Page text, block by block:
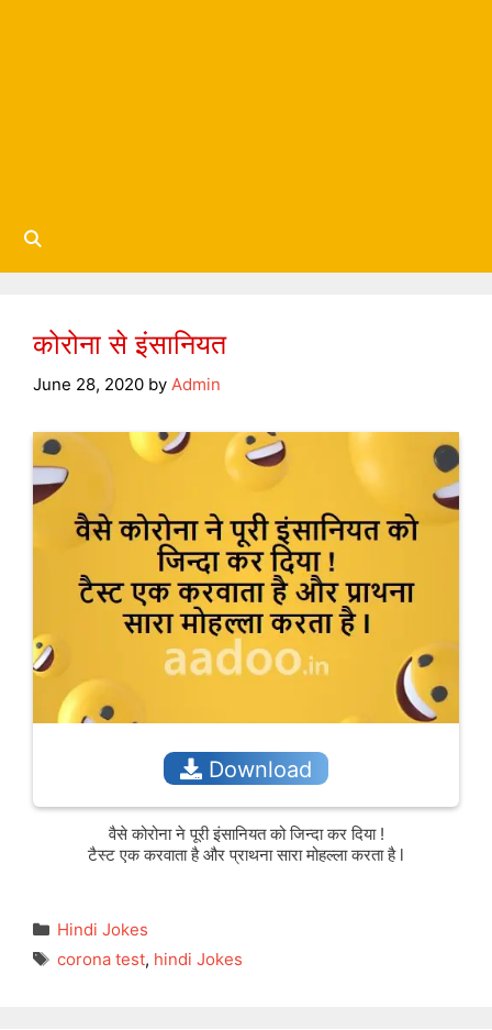
कोरोना से इंसानियत
June 28, 2020 by Admin
Download
वैसे कोरोना ने पूरी इंसानियत को जिन्दा कर दिया !
टैस्ट एक करवाता है और प्राथना सारा मोहल्ला करता है l
Categories
Hindi Jokes
Tags
corona test, hindi Jokes